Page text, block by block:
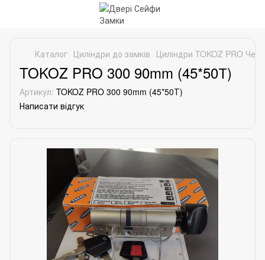
Каталог Циліндри до замків Циліндри TOKOZ PRO
TOKOZ PRO 300 90mm (45*50Т)
Артикул: TOKOZ PRO 300 90mm (45*50Т)
Написати відгук